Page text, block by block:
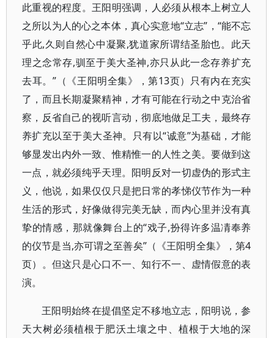
此重视的程度。王阳明强调，人必须从根本上树立人
之所以为人的心之本体，真心实意地“立志”，“能不忘
乎此,久则自然心中凝聚,犹道家所谓结圣胎也。此天
理之念常存,驯至于美大圣神,亦只从此一念存养扩充
去耳。”（《王阳明全集》，第13页）只有内在充实
了，而且长期凝聚精神，才有可能在行动之中克治省
察，反省自己的视听言动，彻底地做足工夫，最终存
养扩充以至于美大圣神。只有以“诚意”为基础，才能
够显发出内外一致、惟精惟一的人性之美。要做到这
一点，就必须纯乎天理。阳明反对一切虚伪的形式主
义，他说，如果仅仅只是把日常的孝悌仪节作为一种
生活的形式，好像做得完美无缺，而内心里并没有真
挚的情感，那就像舞台上的“戏子,扮得许多温凊奉养
的仪节是当,亦可谓之至善矣”（《王阳明全集》，第4
页）。但这只是心口不一、知行不一、虚情假意的表
演。
王阳明始终在提倡坚定不移地立志，阳明说，参
天大树必须植根于肥沃土壤之中、植根于大地的深